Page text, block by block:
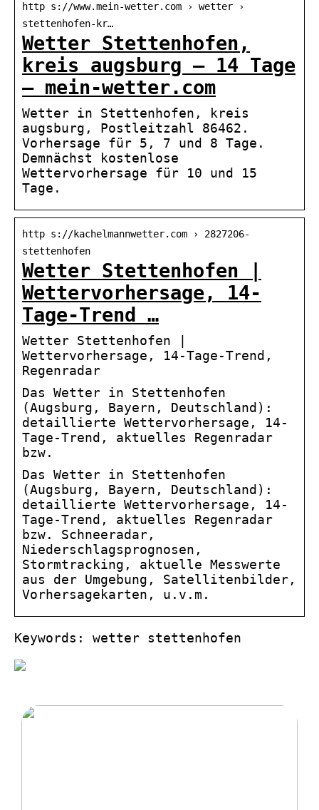
http s://www.mein-wetter.com › wetter ›
stettenhofen-kr…
Wetter Stettenhofen,
kreis augsburg – 14 Tage
– mein-wetter.com
Wetter in Stettenhofen, kreis
augsburg, Postleitzahl 86462.
Vorhersage für 5, 7 und 8 Tage.
Demnächst kostenlose
Wettervorhersage für 10 und 15
Tage.
http s://kachelmannwetter.com › 2827206-
stettenhofen
Wetter Stettenhofen |
Wettervorhersage, 14-
Tage-Trend …
Wetter Stettenhofen |
Wettervorhersage, 14-Tage-Trend,
Regenradar
Das Wetter in Stettenhofen
(Augsburg, Bayern, Deutschland):
detaillierte Wettervorhersage, 14-
Tage-Trend, aktuelles Regenradar
bzw.
Das Wetter in Stettenhofen
(Augsburg, Bayern, Deutschland):
detaillierte Wettervorhersage, 14-
Tage-Trend, aktuelles Regenradar
bzw. Schneeradar,
Niederschlagsprognosen,
Stormtracking, aktuelle Messwerte
aus der Umgebung, Satellitenbilder,
Vorhersagekarten, u.v.m.
Keywords: wetter stettenhofen